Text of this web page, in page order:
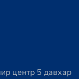
центр 5 давхар